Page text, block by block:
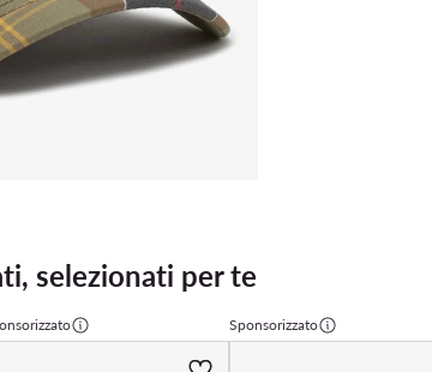
selezionati per te
Sponsorizzato